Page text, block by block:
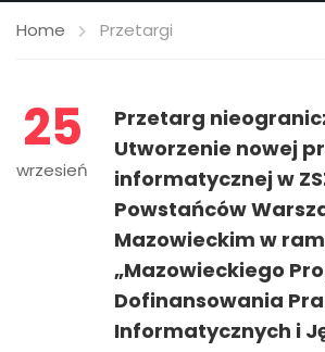
Home Przetargi
25
wrzesień
Przetarg
Utworzenie nowej
informatycznej w
Powstańców
Mazowieckim w
„Mazowieckiego
Dofinansowania
Informatycznych i